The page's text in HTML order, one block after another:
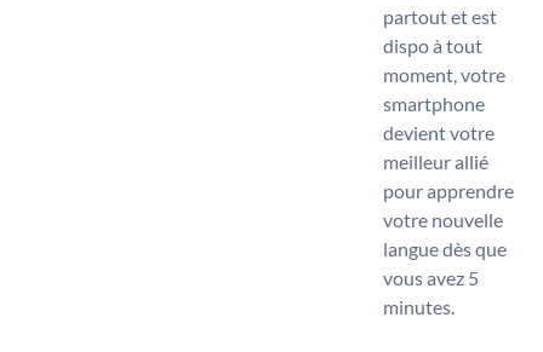
partout et est
dispo à tout
moment, votre
smartphone
devient votre
meilleur allié
pour apprendre
votre nouvelle
langue dès que
vous avez 5
minutes.